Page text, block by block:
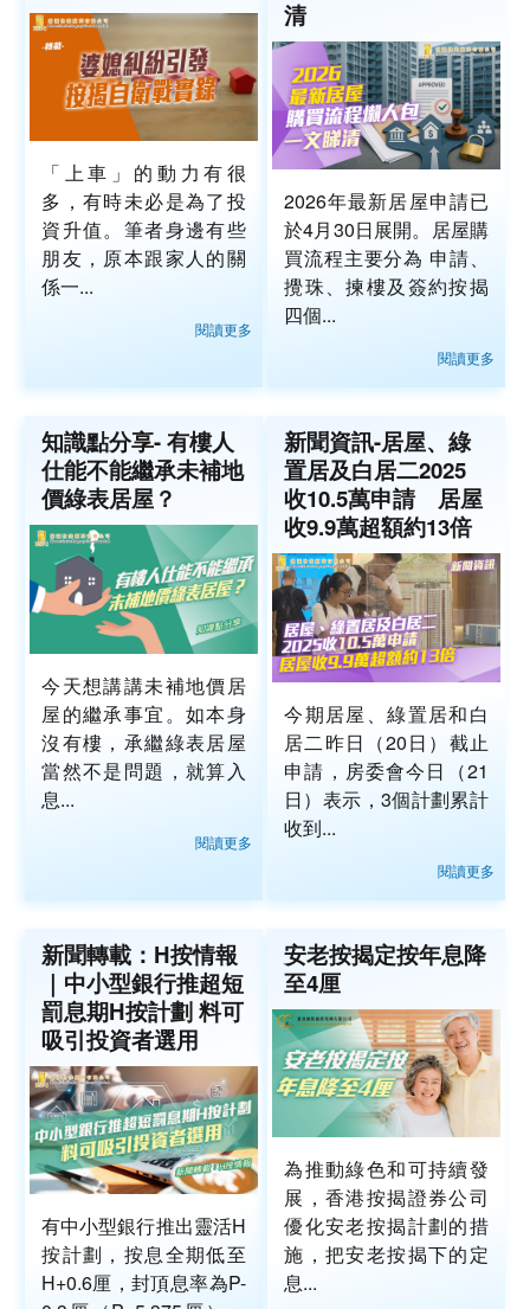
「上車」的動力有很
多，有時未必是為了投
資升值。筆者身邊有些
朋友，原本跟家人的關
係一...
閱讀更多
清
2026年最新居屋申請已
於4月30日展開。居屋購
買流程主要分為 申請、
攪珠、揀樓及簽約按揭
四個...
閱讀更多
知識點分享- 有樓人
仕能不能繼承未補地
價綠表居屋？
今天想講講未補地價居
屋的繼承事宜。如本身
沒有樓，承繼綠表居屋
當然不是問題，就算入
息...
閱讀更多
新聞資訊-居屋、綠
置居及白居二2025
收10.5萬申請 居屋
收9.9萬超額約13倍
今期居屋、綠置居和白
居二昨日（20日）截止
申請，房委會今日（21
日）表示，3個計劃累計
收到...
閱讀更多
新聞轉載：H按情報
｜中小型銀行推超短
罰息期H按計劃 料可
吸引投資者選用
有中小型銀行推出靈活H
按計劃，按息全期低至
H+0.6厘，封頂息率為P-
安老按揭定按年息降
至4厘
為推動綠色和可持續發
展，香港按揭證券公司
優化安老按揭計劃的措
施，把安老按揭下的定
息...